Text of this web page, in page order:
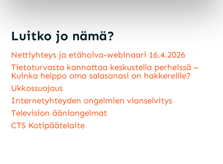
Luitko jo nämä?
Nettiyhteys ja etähoiva-webinaari 16.4.2026
Tietoturvasta kannattaa keskustella perheissä –
Kuinka helppo oma salasanasi on hakkereille?
Ukkossuojaus
Internetyhteyden ongelmien vianselvitys
Television ääniongelmat
CTS Kotipäätelaite